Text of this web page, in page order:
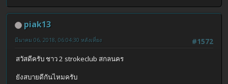
piak13
#1572
มีนาคม 06, 2018, 06:04:30 หลังเที่ยง
สวัสดีครับ ชาว 2 strokeclub สกลนคร
ยังสบายดีกันไหมครับ